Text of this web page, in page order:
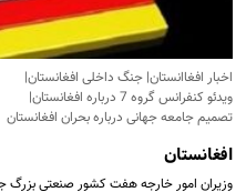
اخبار افغاانستان| جنگ داخلی افغانستان|
ویدئو کنفرانس گروه 7 درباره افغانستان|
تصمیم جامعه جهانی درباره بحران افغانستان
افغانستان